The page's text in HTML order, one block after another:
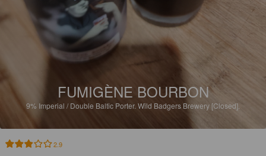
FUMIGÈNE BOURBON
9% Imperial / Double Baltic Porter. Wild Badgers Brewery [Closed].
2.9